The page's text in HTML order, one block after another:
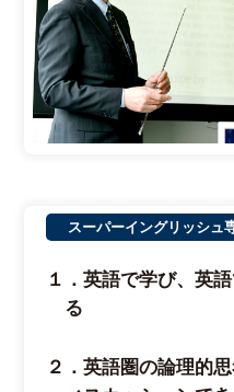
スーパーイングリッシュ
１．英語で学び、英
る
２．英語圏の論理的